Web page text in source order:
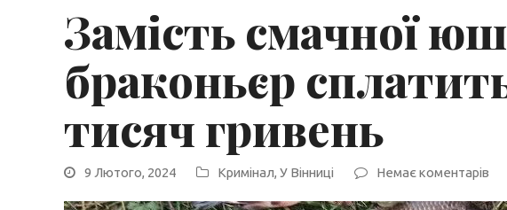
Замість смачної
браконьєр
тисяч гривень
9 Лютого, 2024 Кримінал, У Вінниці Немає коментарів